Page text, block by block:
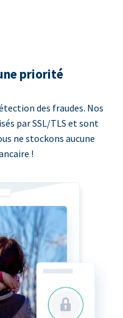
priorité
des fraudes. Nos
par SSL/TLS et sont
ne stockons aucune
!